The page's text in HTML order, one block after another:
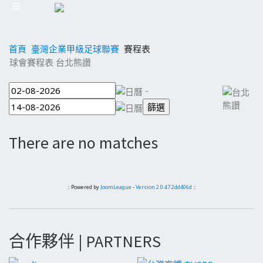
首頁 臺灣企業甲級足球聯賽 賽程表
球會賽程表 台北熊讚
-
There are no matches
:: Powered by JoomLeague -Version 2.0.47.2dd406d ::
合作夥伴 | PARTNERS